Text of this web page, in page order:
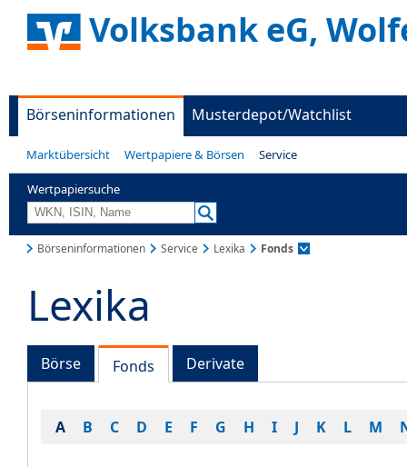
Volksbank eG,
Börseninformationen Musterdepot/Watchlist
Marktübersicht Wertpapiere & Börsen Service
Wertpapiersuche
Börseninformationen Service Lexika Fonds
Lexika
Börse Fonds Derivate
A B C D E F G H I J K L M